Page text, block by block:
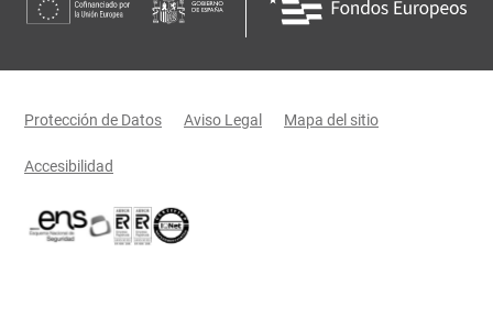
Menú legal
Protección de Datos Aviso Legal Mapa del sitio
Accesibilidad